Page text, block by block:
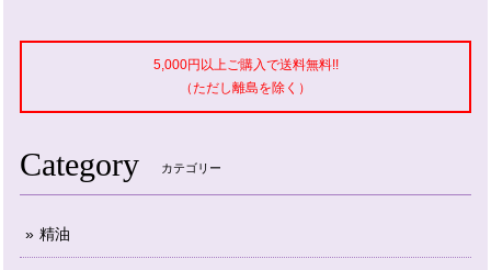
5,000円以上ご購入で送料無料!!
（ただし離島を除く）
Category カテゴリー
精油